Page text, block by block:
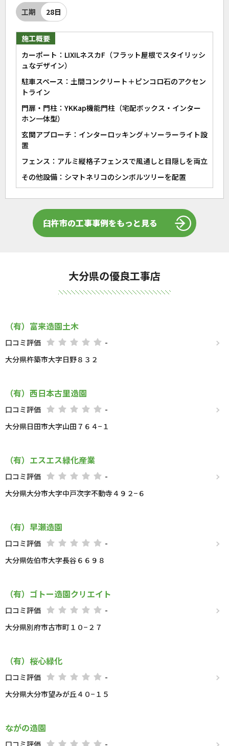
工期 28日
施工概要
カーポート：LIXILネスカF（フラット屋根でスタイリッシ
ュなデザイン）
駐車スペース：土間コンクリート＋ピンコロ石のアクセン
トライン
門扉・門柱：YKKap機能門柱（宅配ボックス・インター
ホン一体型）
玄関アプローチ：インターロッキング＋ソーラーライト設
置
フェンス：アルミ縦格子フェンスで風通しと目隠しを両立
その他設備：シマトネリコのシンボルツリーを配置
臼杵市の工事事例をもっと見る
大分県の優良工事店
（有）富来造園土木
口コミ評価
-
大分県杵築市大字日野８３２
（有）西日本古里造園
口コミ評価
-
大分県日田市大字山田７６４−１
（有）エスエス緑化産業
口コミ評価
-
大分県大分市大字中戸次字不動寺４９２−６
（有）早瀬造園
口コミ評価
-
大分県佐伯市大字長谷６６９８
（有）ゴトー造園クリエイト
口コミ評価
-
大分県別府市古市町１０−２７
（有）桜心緑化
口コミ評価
-
大分県大分市望みが丘４０−１５
ながの造園
口コミ評価 -